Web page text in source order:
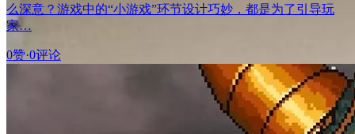
么深意？游戏中的“小游戏”环节设计巧妙，都是为了引导玩
家…
0赞·0评论